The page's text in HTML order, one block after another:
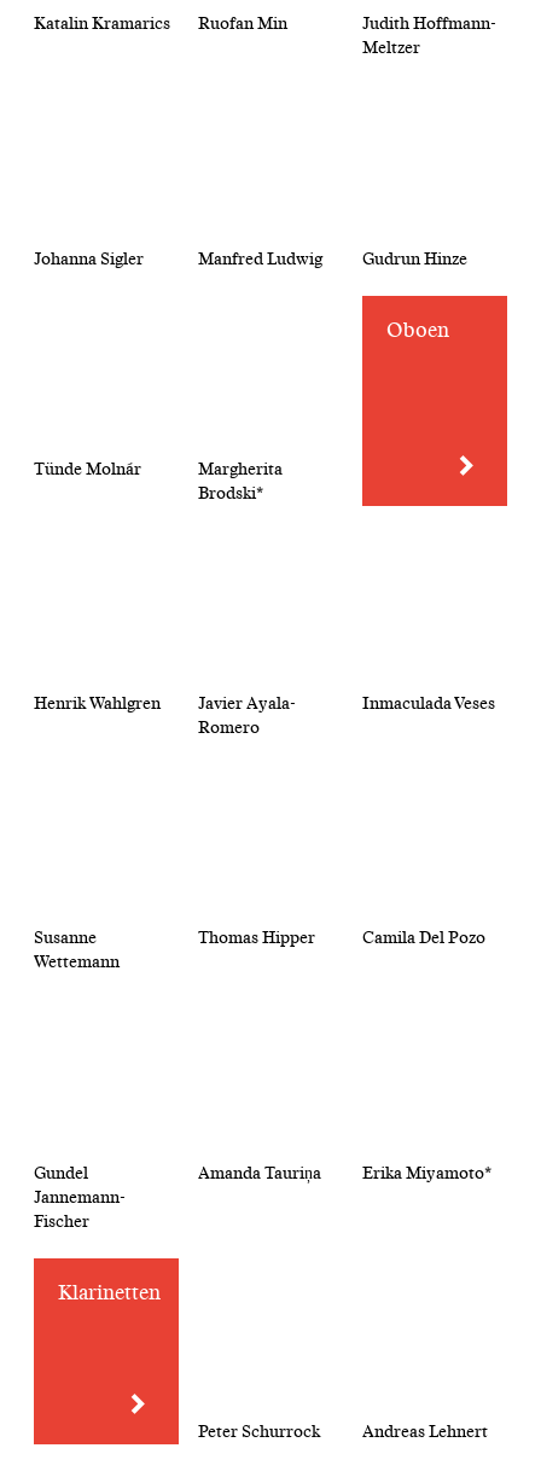
Katalin Kramarics Ruofan Min
Judith Hoffmann-
Meltzer
Johanna Sigler Manfred Ludwig Gudrun Hinze
Tünde Molnár
Margherita
Brodski*
Oboen
Henrik Wahlgren
Javier Ayala-
Romero
Inmaculada Veses
Susanne
Wettemann
Thomas Hipper Camila Del Pozo
Gundel
Jannemann-
Fischer
Amanda Tauriņa Erika Miyamoto*
Klarinetten
Peter Schurrock Andreas Lehnert